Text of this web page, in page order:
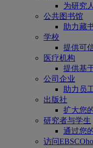
为研究
公共图书馆
助力藏
学校
提供可
医疗机构
提供基
公司企业
助力员
出版社
扩大您
研究者与学生
通过您
访问